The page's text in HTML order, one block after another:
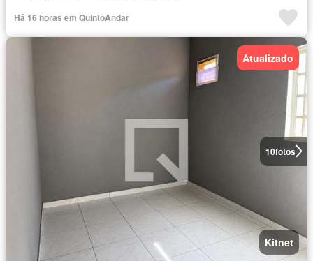
Há 16 horas em QuintoAndar
10fotos
Atualizado
Kitnet